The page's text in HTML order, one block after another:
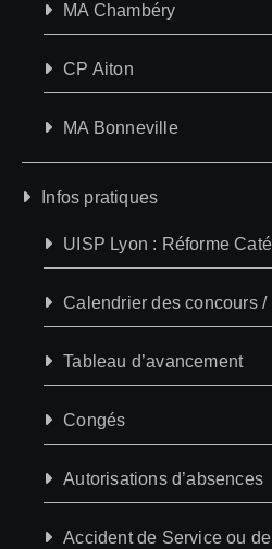
MA Chambéry
CP Aiton
MA Bonneville
Infos pratiques
UISP Lyon : Réforme
Calendrier des concours /
Tableau d’avancement
Congés
Autorisations d’absences
Accident de Service ou de